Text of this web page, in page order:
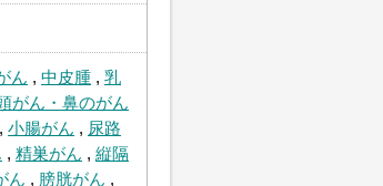
ん , 中皮腫 , 乳
がん・鼻のがん
, 小腸がん , 尿路
, 精巣がん , 縦隔
ん , 膀胱がん ,